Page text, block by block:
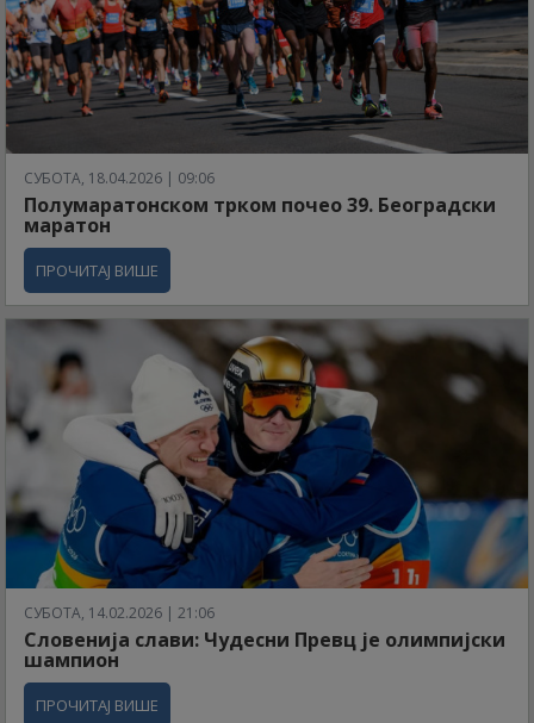
СУБОТА, 18.04.2026 | 09:06
Полумаратонском трком почео 39. Београдски
маратон
ПРОЧИТАЈ ВИШЕ
СУБОТА, 14.02.2026 | 21:06
Словенија слави: Чудесни Превц је олимпијски
шампион
ПРОЧИТАЈ ВИШЕ